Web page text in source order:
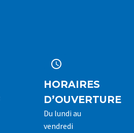


HORAIRES
D’OUVERTURE
Du lundi au
vendredi